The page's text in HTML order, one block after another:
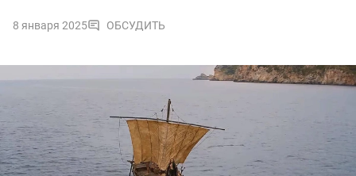
8 января 2025 ОБСУДИТЬ